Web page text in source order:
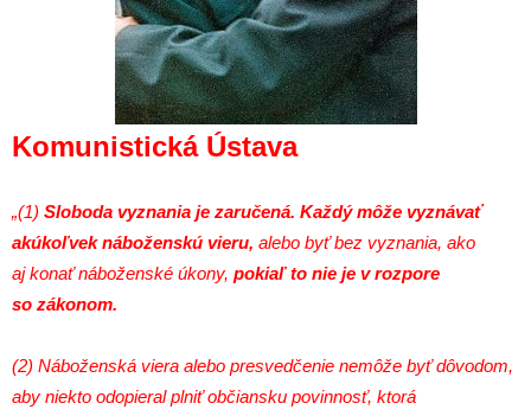
Komunistická Ústava
„(1) Sloboda vyznania je zaručená. Každý môže vyznávať
akúkoľvek náboženskú vieru, alebo byť bez vyznania, ako
aj konať náboženské úkony, pokiaľ to nie je v rozpore
so zákonom.
(2) Náboženská viera alebo presvedčenie nemôže byť dôvodom,
aby niekto odopieral plniť občiansku povinnosť, ktorá